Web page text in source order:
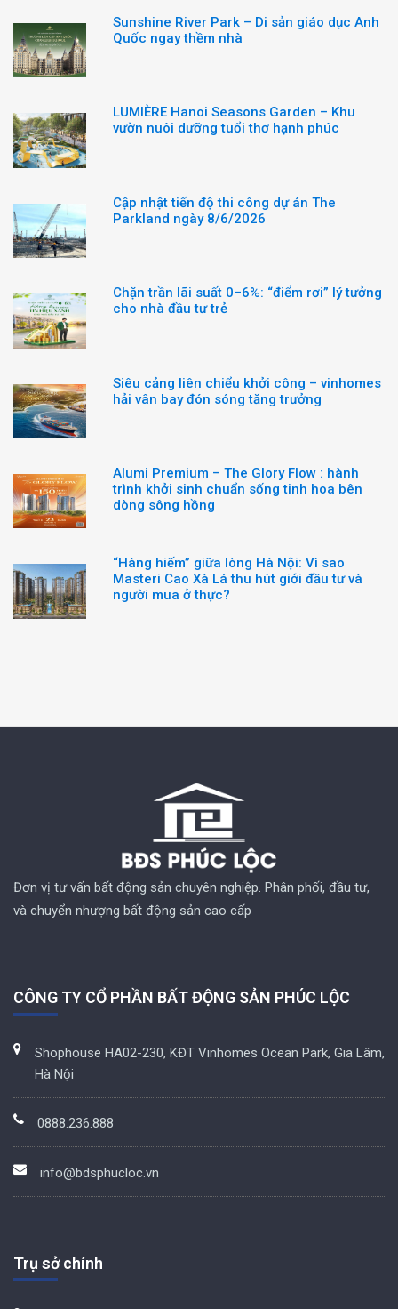
Sunshine River Park – Di sản giáo dục Anh
Quốc ngay thềm nhà
LUMIÈRE Hanoi Seasons Garden – Khu
vườn nuôi dưỡng tuổi thơ hạnh phúc
Cập nhật tiến độ thi công dự án The
Parkland ngày 8/6/2026
Chặn trần lãi suất 0–6%: “điểm rơi” lý tưởng
cho nhà đầu tư trẻ
Siêu cảng liên chiểu khởi công – vinhomes
hải vân bay đón sóng tăng trưởng
Alumi Premium – The Glory Flow : hành
trình khởi sinh chuẩn sống tinh hoa bên
dòng sông hồng
“Hàng hiếm” giữa lòng Hà Nội: Vì sao
Masteri Cao Xà Lá thu hút giới đầu tư và
người mua ở thực?
Đơn vị tư vấn bất động sản chuyên nghiệp. Phân phối, đầu tư,
và chuyển nhượng bất động sản cao cấp
CÔNG TY CỔ PHẦN BẤT ĐỘNG SẢN PHÚC LỘC
Shophouse HA02-230, KĐT Vinhomes Ocean Park, Gia Lâm,
Hà Nội
0888.236.888
info@bdsphucloc.vn
Trụ sở chính